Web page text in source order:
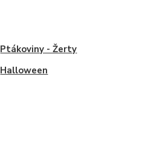
Ptákoviny - Žerty
Halloween